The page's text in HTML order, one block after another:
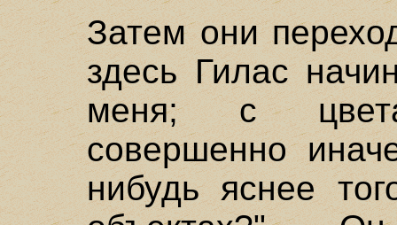
Затем они
здесь Гилас
меня; с
совершенно
нибудь яснее